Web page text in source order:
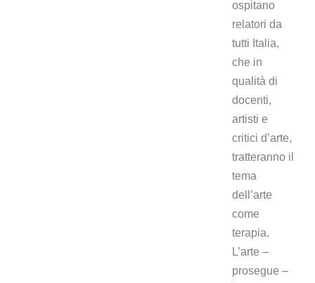
ospitano
relatori da
tutti Italia,
che in
qualità di
docenti,
artisti e
critici d’arte,
tratteranno il
tema
dell’arte
come
terapia.
L’arte –
prosegue –